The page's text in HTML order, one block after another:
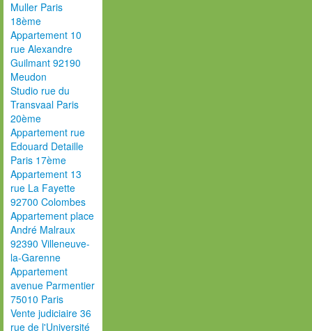
Muller Paris
18ème
Appartement 10
rue Alexandre
Guilmant 92190
Meudon
Studio rue du
Transvaal Paris
20ème
Appartement rue
Edouard Detaille
Paris 17ème
Appartement 13
rue La Fayette
92700 Colombes
Appartement place
André Malraux
92390 Villeneuve-
la-Garenne
Appartement
avenue Parmentier
75010 Paris
Vente judiciaire 36
rue de l'Université